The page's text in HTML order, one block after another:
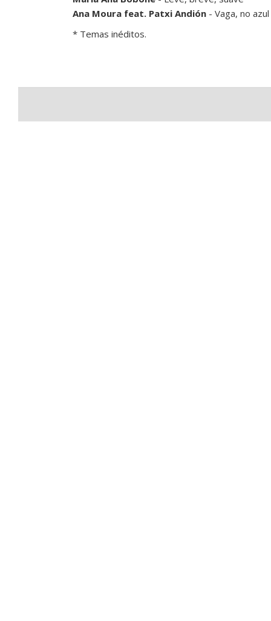
Ana Moura feat. Patxi Andión - Vaga, no
* Temas inéditos.